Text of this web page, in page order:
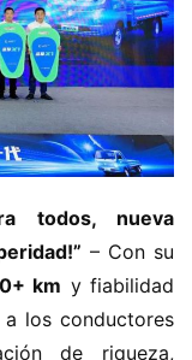
todos, nueva
​ – Con su
km​ ​ y fiabilidad
a los conductores
de riqueza,